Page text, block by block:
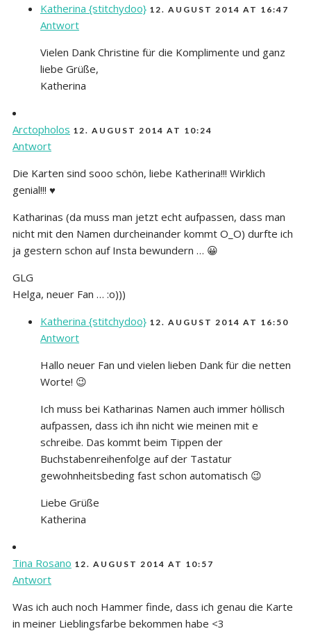
Katherina {stitchydoo} 12. AUGUST 2014 AT 16:47
Antwort
Vielen Dank Christine für die Komplimente und ganz
liebe Grüße,
Katherina
Arctopholos 12. AUGUST 2014 AT 10:24
Antwort
Die Karten sind sooo schön, liebe Katherina!!! Wirklich
genial!!! ♥
Katharinas (da muss man jetzt echt aufpassen, dass man
nicht mit den Namen durcheinander kommt O_O) durfte ich
ja gestern schon auf Insta bewundern … 😀
GLG
Helga, neuer Fan … :o)))
Katherina {stitchydoo} 12. AUGUST 2014 AT 16:50
Antwort
Hallo neuer Fan und vielen lieben Dank für die netten
Worte! 😉
Ich muss bei Katharinas Namen auch immer höllisch
aufpassen, dass ich ihn nicht wie meinen mit e
schreibe. Das kommt beim Tippen der
Buchstabenreihenfolge auf der Tastatur
gewohnheitsbeding fast schon automatisch 😉
Liebe Grüße
Katherina
Tina Rosano 12. AUGUST 2014 AT 10:57
Antwort
Was ich auch noch Hammer finde, dass ich genau die Karte
in meiner Lieblingsfarbe bekommen habe <3